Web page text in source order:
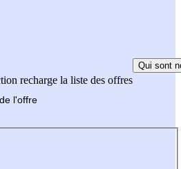
recharge la liste des offres
Qui sont
de l'offre